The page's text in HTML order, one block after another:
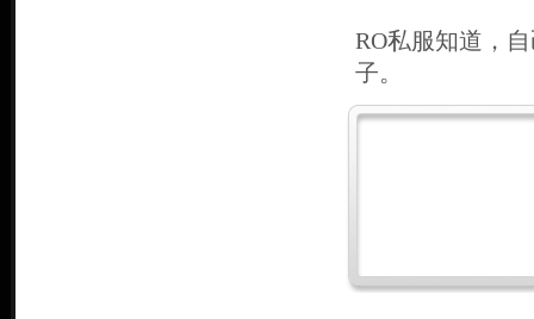
RO私服知道，
子。